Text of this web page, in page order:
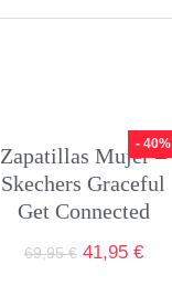
- 40%
Zapatillas Mujer –
Skechers Graceful
Get Connected
69,95€ 41,95 €